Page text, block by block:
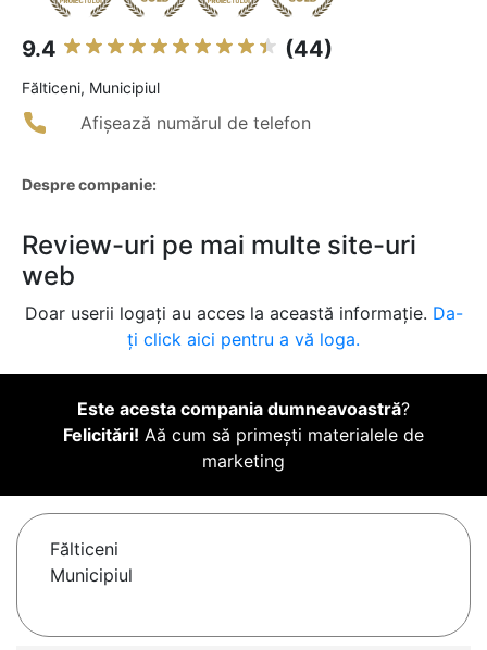
9.4 (44)
Fălticeni, Municipiul
Afișează numărul de telefon
Despre companie:
Review-uri pe mai multe site-uri
web
Doar userii logați au acces la această informație. Da-
ți click aici pentru a vă loga.
Este acesta compania dumneavoastră?
Felicitări! Aă cum să primești materialele de
marketing
Fălticeni
Municipiul